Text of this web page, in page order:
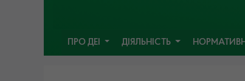
ПРО ДЕІ ДІЯЛЬНІСТЬ